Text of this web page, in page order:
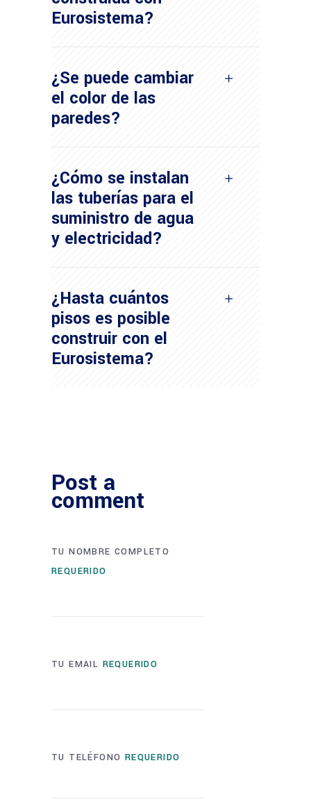
Eurosistema?
¿Se puede cambiar
el color de las
paredes?
¿Cómo se instalan
las tuberías para el
suministro de agua
y electricidad?
¿Hasta cuántos
pisos es posible
construir con el
Eurosistema?
Post a
comment
TU NOMBRE COMPLETO
REQUERIDO
TU EMAIL REQUERIDO
TU TELÉFONO REQUERIDO